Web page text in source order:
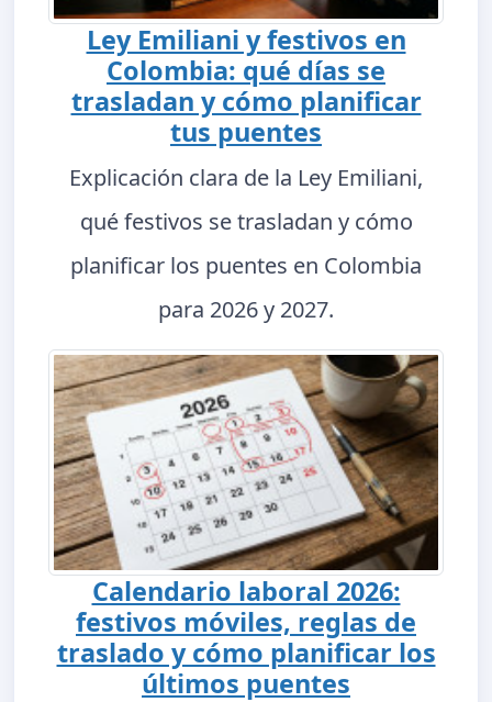
Ley Emiliani y festivos en
Colombia: qué días se
trasladan y cómo planificar
tus puentes
Explicación clara de la Ley Emiliani,
qué festivos se trasladan y cómo
planificar los puentes en Colombia
para 2026 y 2027.
Calendario laboral 2026:
festivos móviles, reglas de
traslado y cómo planificar los
últimos puentes